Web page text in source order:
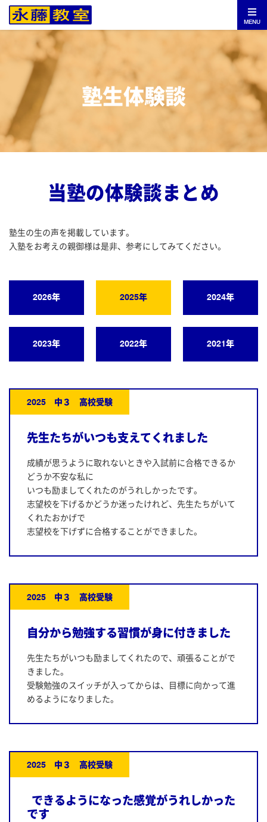
MENU
塾生体験談
当塾の体験談まとめ
塾生の生の声を掲載しています。
入塾をお考えの親御様は是非、参考にしてみてください。
2026年 2025年 2024年
2023年 2022年 2021年
2025 中３ 高校受験
先生たちがいつも支えてくれました
成績が思うように取れないときや入試前に合格できるか
どうか不安な私に
いつも励ましてくれたのがうれしかったです。
志望校を下げるかどうか迷ったけれど、先生たちがいて
くれたおかげで
志望校を下げずに合格することができました。
2025 中３ 高校受験
自分から勉強する習慣が身に付きました
先生たちがいつも励ましてくれたので、頑張ることがで
きました。
受験勉強のスイッチが入ってからは、目標に向かって進
めるようになりました。
2025 中３ 高校受験
できるようになった感覚がうれしかった
です